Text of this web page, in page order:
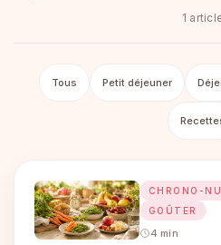
1
Tous Petit déjeuner
CHRONO-
GOÛTER
4 min